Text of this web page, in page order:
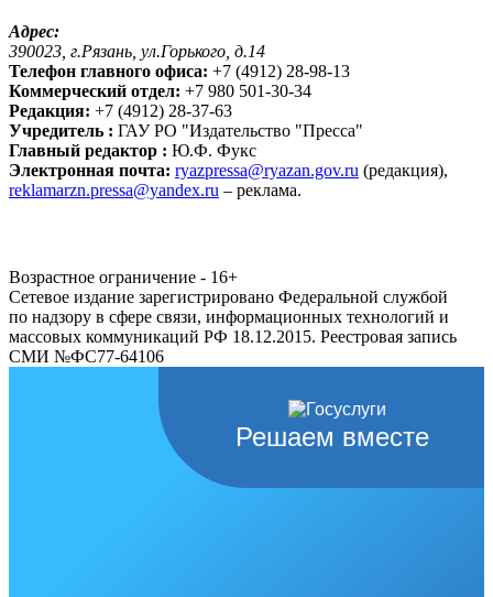
Адрес:
390023, г.Рязань, ул.Горького, д.14
Телефон главного офиса: +7 (4912) 28-98-13
Коммерческий отдел: +7 980 501-30-34
Редакция: +7 (4912) 28-37-63
Учредитель : ГАУ РО "Издательство "Пресса"
Главный редактор : Ю.Ф. Фукс
Электронная почта: ryazpressa@ryazan.gov.ru (редакция),
reklamarzn.pressa@yandex.ru – реклама.
Возрастное ограничение - 16+
Сетевое издание зарегистрировано Федеральной службой
по надзору в сфере связи, информационных технологий и
массовых коммуникаций РФ 18.12.2015. Реестровая запись
СМИ №ФС77-64106
Решаем вместе